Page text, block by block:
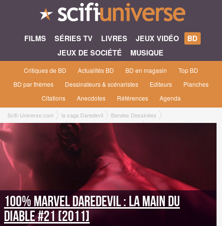
FILMS SÉRIES TV LIVRES JEUX VIDÉO
BD
JEUX DE SOCIÉTÉ
MUSIQUE
Critiques de BD Actualités BD BD en magasin
Top BD
BD par thèmes
Dessinateurs & scénaristes Editeurs
Planches
Citations
Anecdotes Références Agenda
Scifi-Universe.com la saga Daredevil
Bandes Dessinées
100% Marvel Daredevil
La Main du Diable #21 [2011]
100% Marvel Daredevil : La Main du
Diable #21 [2011]